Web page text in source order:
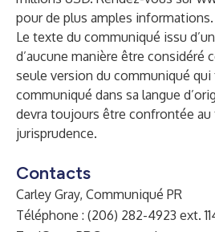
pour de plus amples informations.
Le texte du communiqué issu
d’aucune manière être considéré
seule version du communiqué
communiqué dans sa langue
devra toujours être confrontée
jurisprudence.
Contacts
Carley Gray, Communiqué PR
Téléphone : (206) 282-4923 ext.